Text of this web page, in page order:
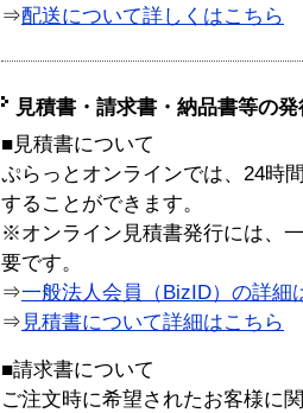
⇒配送について詳しくはこちら
見積書・請求書・納品書等の
■見積書について
ぷらっとオンラインでは、24時
することができます。
※オンライン見積書発行には、
要です。
⇒一般法人会員（BizID）の詳細
⇒ 見積書について詳細はこちら
■請求書について
ご注文時に希望されたお客様に